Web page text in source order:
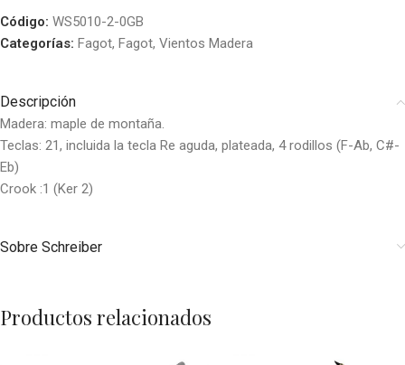
Código: WS5010-2-0GB
Categorías: Fagot, Fagot, Vientos Madera
Descripción
Madera: maple de montaña.
Teclas: 21, incluida la tecla Re aguda, plateada, 4 rodillos (F-Ab, C#-
Eb)
Crook :1 (Ker 2)
Sobre Schreiber
Productos relacionados